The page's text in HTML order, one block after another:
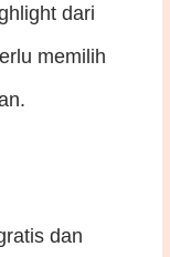
dari
memilih
dan